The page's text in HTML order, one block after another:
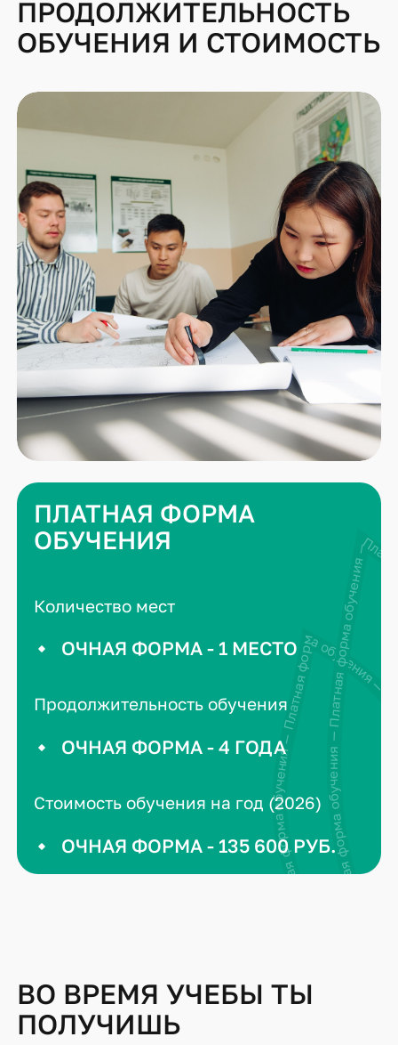
ПРОДОЛЖИТЕЛЬНОСТЬ
ОБУЧЕНИЯ И СТОИМОСТЬ
Платная форма обучения — ПлатнаяПлатная форма обучения —
ПЛАТНАЯ ФОРМА
ОБУЧЕНИЯ
Количество мест
ОЧНАЯ ФОРМА - 1 МЕСТО
Продолжительность обучения
ОЧНАЯ ФОРМА - 4 ГОДА
Стоимость обучения на год (2026)
ОЧНАЯ ФОРМА - 135 600 РУБ.
ВО ВРЕМЯ УЧЕБЫ ТЫ
ПОЛУЧИШЬ